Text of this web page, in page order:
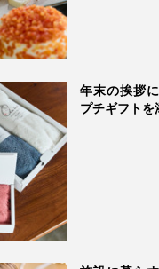
年末の挨拶
プチギフトを